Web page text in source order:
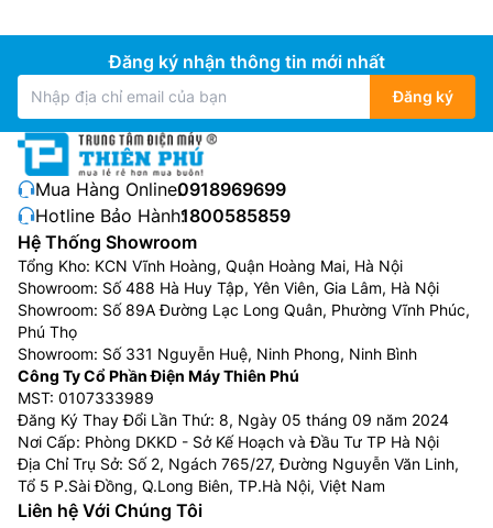
Đăng ký nhận thông tin mới nhất
Đăng ký
Mua Hàng Online:0918969699
Hotline Bảo Hành:1800585859
Hệ Thống Showroom
Tổng Kho: KCN Vĩnh Hoàng, Quận Hoàng Mai, Hà Nội
Showroom: Số 488 Hà Huy Tập, Yên Viên, Gia Lâm, Hà Nội
Showroom: Số 89A Đường Lạc Long Quân, Phường Vĩnh Phúc,
Phú Thọ
Showroom: Số 331 Nguyễn Huệ, Ninh Phong, Ninh Bình
Công Ty Cổ Phần Điện Máy Thiên Phú
MST: 0107333989
Đăng Ký Thay Đổi Lần Thứ: 8, Ngày 05 tháng 09 năm 2024
Nơi Cấp: Phòng DKKD - Sở Kế Hoạch và Đầu Tư TP Hà Nội
Địa Chỉ Trụ Sở: Số 2, Ngách 765/27, Đường Nguyễn Văn Linh,
Tổ 5 P.Sài Đồng, Q.Long Biên, TP.Hà Nội, Việt Nam
Liên hệ Với Chúng Tôi